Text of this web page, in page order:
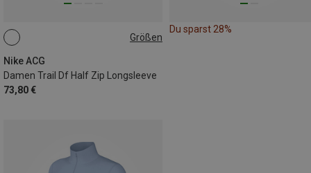
Größen
Nike ACG
Damen Trail Df Half Zip Longsleeve
73,80 €
XS
Du sparst 28%